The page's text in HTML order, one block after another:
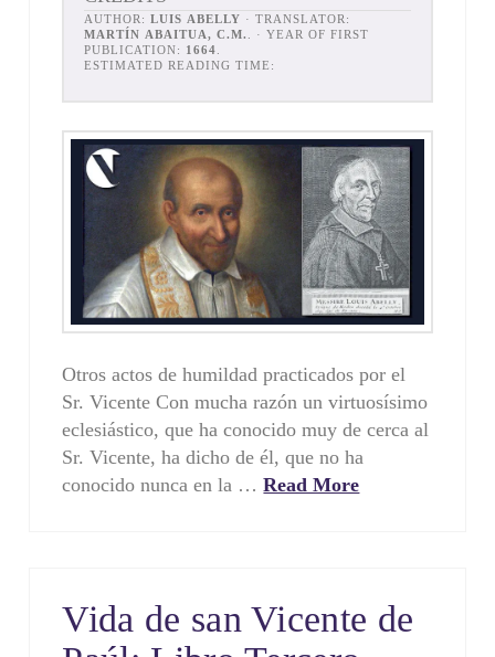
AUTHOR:LUIS ABELLY · TRANSLATOR:
MARTÍN ABAITUA, C.M.
. · YEAR OF FIRST
PUBLICATION: 1664
ESTIMATED READING TIME:
Otros actos de humildad practicados por el
Sr. Vicente Con mucha razón un virtuosísimo
eclesiástico, que ha conocido muy de cerca al
Sr. Vicente, ha dicho de él, que no ha
conocido nunca en la …Read More
Vida de san Vicente de